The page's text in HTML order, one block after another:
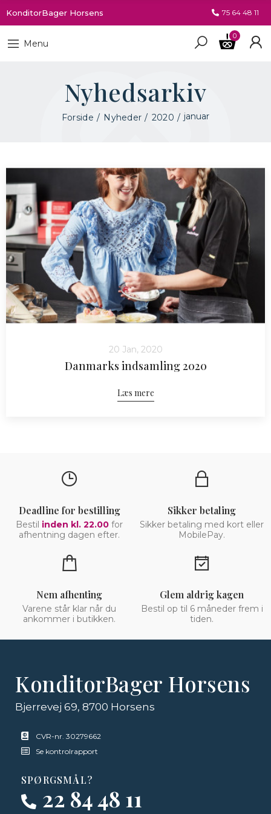
KonditorBager Horsens 75 64 48 11
Menu
0
Nyhedsarkiv
Forside Nyheder 2020 januar
20 Jan, 2020
Danmarks indsamling 2020
Læs mere
Deadline for bestilling
Bestil inden kl. 22.00 for
afhentning dagen efter.
Sikker betaling
Sikker betaling med kort eller
MobilePay.
Nem afhenting
Varene står klar når du
ankommer i butikken.
Glem aldrig kagen
Bestil op til 6 måneder frem i
tiden.
KonditorBager Horsens
Bjerrevej 69, 8700 Horsens
CVR-nr. 30279662
Se kontrolrapport
SPØRGSMÅL?
22 84 48 11